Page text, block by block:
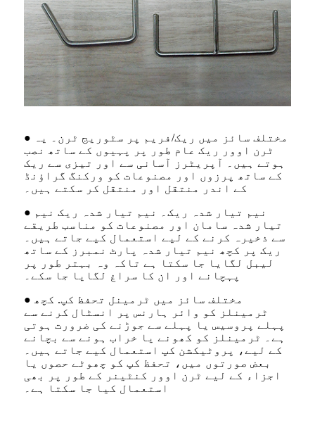
● مختلف سائز میں ریک/فریم پر سٹوریج ٹرن۔ یہ
ٹرن اوور ریک عام طور پر پہیوں کے ساتھ نصب
ہوتے ہیں۔ آپریٹرز آسانی سے اور تیزی سے ریک
کے ساتھ پرزوں اور مصنوعات کو ورکنگ گراؤنڈ
کے اندر منتقل اور منتقل کر سکتے ہیں۔
● نیم تیار شدہ ریک۔ نیم تیار شدہ ریک نیم
تیار شدہ سامان اور مصنوعات کو مناسب طریقے
سے ذخیرہ کرنے کے لیے استعمال کیے جاتے ہیں۔
ریک پر کچھ نیم تیار شدہ پارٹ نمبرز کے ساتھ
لیبل لگایا جا سکتا ہے تاکہ وہ بہتر طور پر
پہچانے اور ان کا سراغ لگایا جا سکے۔
● مختلف سائز میں ٹرمینل تحفظ کپ. کچھ
ٹرمینلز کو وائر ہارنس پر انسٹال کرنے سے
پہلے پروسیس یا پہلے سے جوڑنے کی ضرورت ہوتی
ہے۔ ٹرمینلز کو کھونے یا خراب ہونے سے بچانے
کے لیے، پروٹیکشن کپ استعمال کیے جاتے ہیں۔
بعض صورتوں میں، تحفظ کپ کو چھوٹے حصوں یا
اجزاء کے لیے ٹرن اوور کنٹینر کے طور پر بھی
استعمال کیا جا سکتا ہے۔